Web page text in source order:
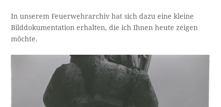
In unserem Feuerwehrarchiv hat sich dazu eine kleine
Bilddokumentation erhalten, die ich Ihnen heute zeigen
möchte.